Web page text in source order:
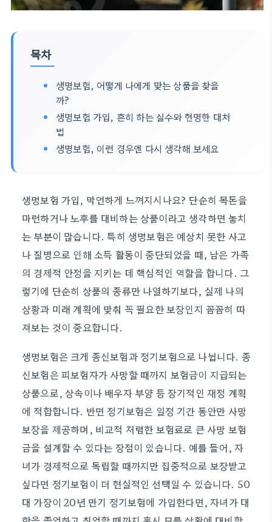
목차
생명보험, 어떻게 나에게 맞는 상품을 찾을
까?
생명보험 가입, 흔히 하는 실수와 현명한 대처
법
생명보험, 이런 경우엔 다시 생각해 보세요
생명보험 가입, 막연하게 느껴지시나요? 단순히 목돈을
마련하거나 노후를 대비하는 상품이라고 생각하면 놓치
는 부분이 많습니다. 특히 생명보험은 예상치 못한 사고
나 질병으로 인해 소득 활동이 중단되었을 때, 남은 가족
의 경제적 안정을 지키는 데 핵심적인 역할을 합니다. 그
렇기에 단순히 상품의 종류만 나열하기보다, 실제 나의
상황과 미래 계획에 맞춰 꼭 필요한 보장인지 꼼꼼히 따
져보는 것이 중요합니다.
생명보험은 크게 종신보험과 정기보험으로 나뉩니다. 종
신보험은 피보험자가 사망할 때까지 보험금이 지급되는
상품으로, 상속이나 배우자 부양 등 장기적인 재정 계획
에 적합합니다. 반면 정기보험은 일정 기간 동안만 사망
보장을 제공하며, 비교적 저렴한 보험료로 큰 사망 보험
금을 설계할 수 있다는 장점이 있습니다. 예를 들어, 자
녀가 경제적으로 독립할 때까지만 집중적으로 보장받고
싶다면 정기보험이 더 현실적인 선택일 수 있습니다. 50
대 가장이 20년 만기 정기보험에 가입한다면, 자녀가 대